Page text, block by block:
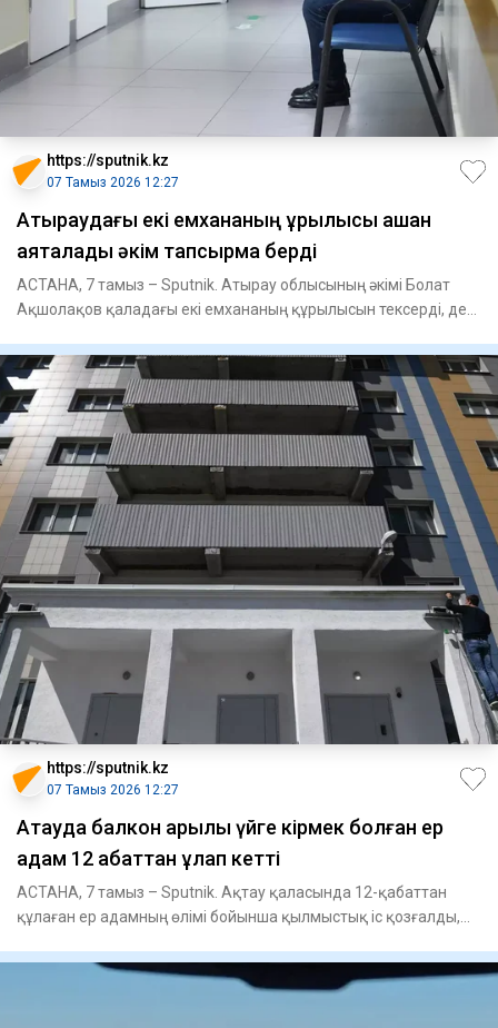
https://sputnik.kz
07 Тамыз 2026 12:27
Атыраудағы екі емхананың құрылысы қашан
аяқталады әкім тапсырма берді
АСТАНА, 7 тамыз – Sputnik. Атырау облысының әкімі Болат
Ақшолақов қаладағы екі емхананың құрылысын тексерді, деп
https://sputnik.kz
07 Тамыз 2026 12:27
Ақтауда балкон арқылы үйге кірмек болған ер
адам 12 қабаттан құлап кетті
АСТАНА, 7 тамыз – Sputnik. Ақтау қаласында 12-қабаттан
құлаған ер адамның өлімі бойынша қылмыстық іс қозғалды,